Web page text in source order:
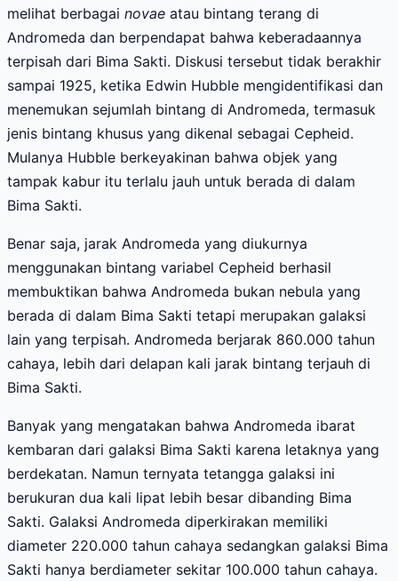
melihat berbagai novae atau bintang terang di
Andromeda dan berpendapat bahwa keberadaannya
terpisah dari Bima Sakti. Diskusi tersebut tidak berakhir
sampai 1925, ketika Edwin Hubble mengidentifikasi dan
menemukan sejumlah bintang di Andromeda, termasuk
jenis bintang khusus yang dikenal sebagai Cepheid.
Mulanya Hubble berkeyakinan bahwa objek yang
tampak kabur itu terlalu jauh untuk berada di dalam
Bima Sakti.
Benar saja, jarak Andromeda yang diukurnya
menggunakan bintang variabel Cepheid berhasil
membuktikan bahwa Andromeda bukan nebula yang
berada di dalam Bima Sakti tetapi merupakan galaksi
lain yang terpisah. Andromeda berjarak 860.000 tahun
cahaya, lebih dari delapan kali jarak bintang terjauh di
Bima Sakti.
Banyak yang mengatakan bahwa Andromeda ibarat
kembaran dari galaksi Bima Sakti karena letaknya yang
berdekatan. Namun ternyata tetangga galaksi ini
berukuran dua kali lipat lebih besar dibanding Bima
Sakti. Galaksi Andromeda diperkirakan memiliki
diameter 220.000 tahun cahaya sedangkan galaksi Bima
Sakti hanya berdiameter sekitar 100.000 tahun cahaya.